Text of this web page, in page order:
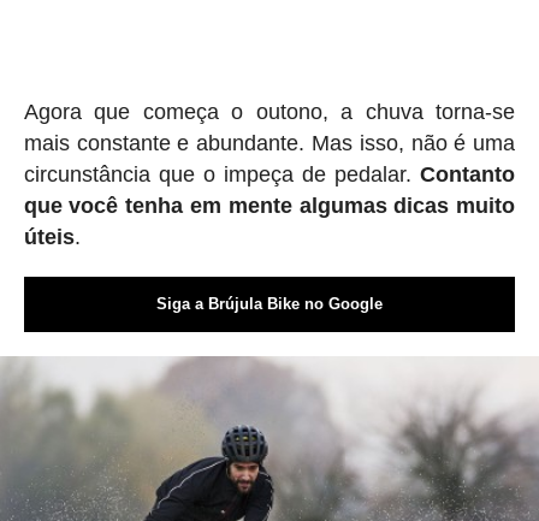
Agora que começa o outono, a chuva torna-se
mais constante e abundante. Mas isso, não é uma
circunstância que o impeça de pedalar.Contanto
que você tenha em mente algumas dicas muito
úteis.
Siga a Brújula Bike no Google